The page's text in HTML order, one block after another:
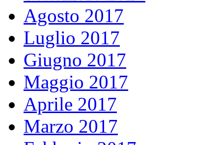
Agosto 2017
Luglio 2017
Giugno 2017
Maggio 2017
Aprile 2017
Marzo 2017